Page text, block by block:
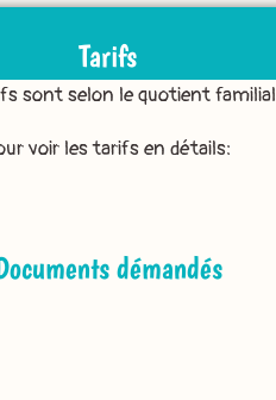
Tarifs
sont selon le quotient
voir les tarifs en détails:
démandés